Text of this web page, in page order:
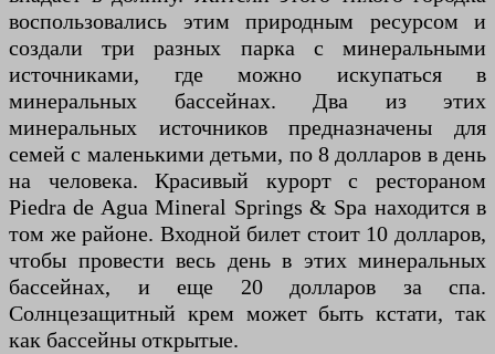
воспользовались этим природным ресурсом и
создали три разных парка с минеральными
источниками, где можно искупаться в
минеральных бассейнах. Два из этих
минеральных источников предназначены для
семей с маленькими детьми, по 8 долларов в день
на человека. Красивый курорт с рестораном
Piedra de Agua Mineral Springs & Spa находится в
том же районе. Входной билет стоит 10 долларов,
чтобы провести весь день в этих минеральных
бассейнах, и еще 20 долларов за спа.
Солнцезащитный крем может быть кстати, так
как бассейны открытые.